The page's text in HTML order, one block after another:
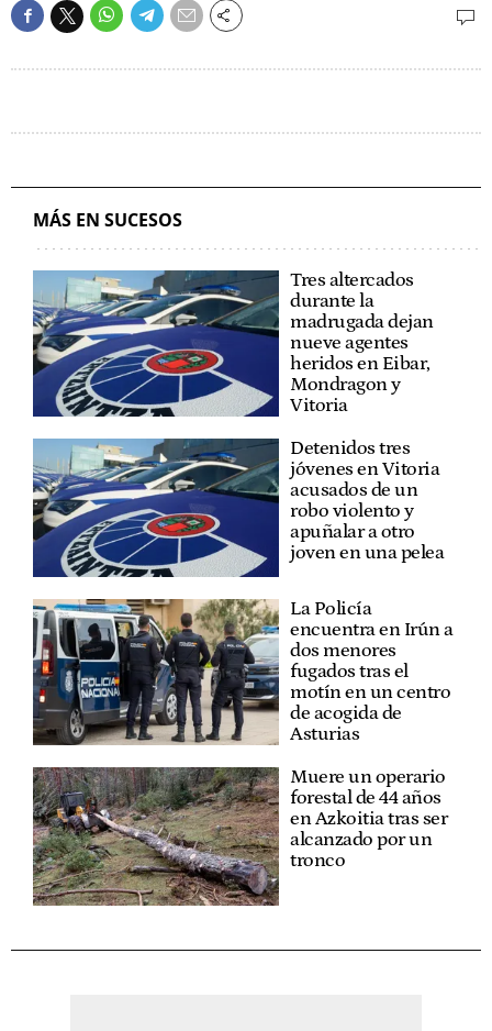
MÁS EN SUCESOS
Tres altercados
durante la
madrugada dejan
nueve agentes
heridos en Eibar,
Mondragon y
Vitoria
Detenidos tres
jóvenes en Vitoria
acusados de un
robo violento y
apuñalar a otro
joven en una pelea
La Policía
encuentra en Irún a
dos menores
fugados tras el
motín en un centro
de acogida de
Asturias
Muere un operario
forestal de 44 años
en Azkoitia tras ser
alcanzado por un
tronco